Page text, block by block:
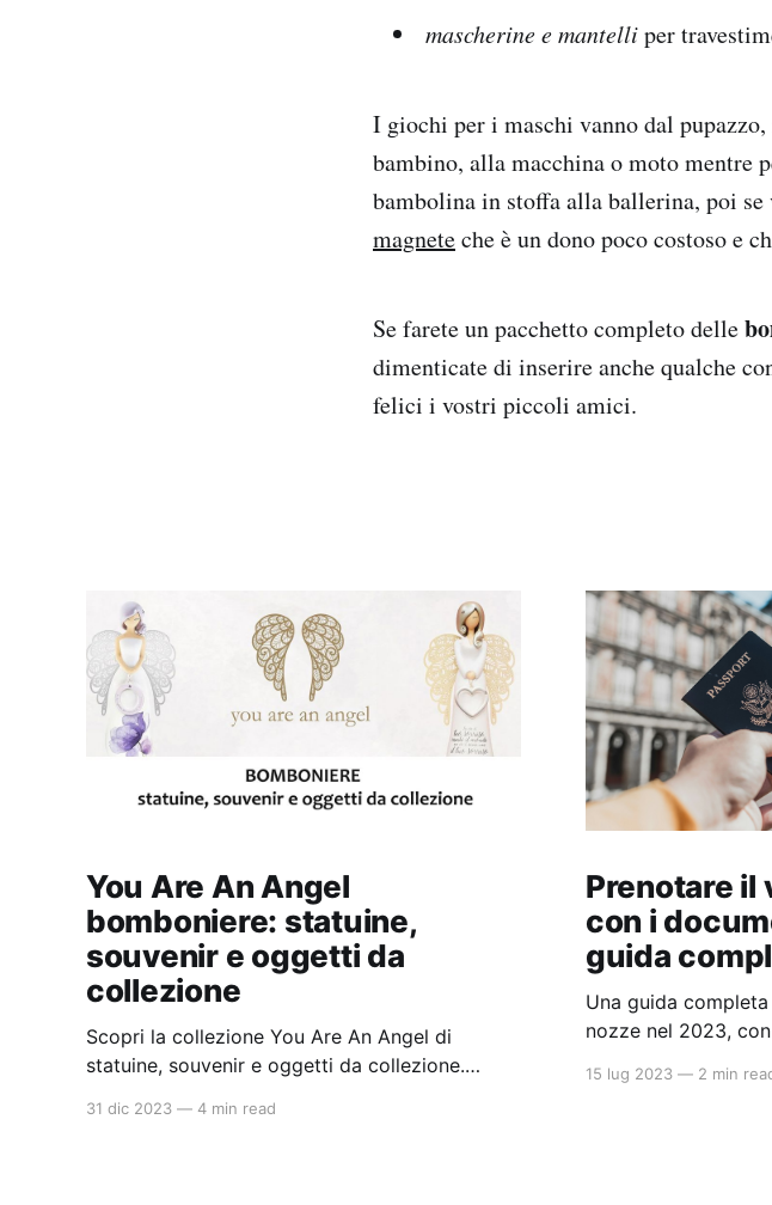
mascherine e mantelliper
I giochi per i maschi vanno dal
bambino, alla macchina o moto mentre
bambolina in stoffa alla ballerina, poi se
magneteche è un dono poco costoso e
Se farete un pacchetto completo delle
dimenticate di inserire anche qualche
felici i vostri piccoli amici.
You Are An Angel
bomboniere: statuine,
souvenir e oggetti da
collezione
Scopri la collezione You Are An Angel di
statuine, souvenir e oggetti da collezione.
disponibili nello shop online di qualità con
31 dic 2023 — 4 min read
Prenotare il
con i
guida
Una guida
nozze nel 2023,
osta per
15 lug 2023 — 2 min